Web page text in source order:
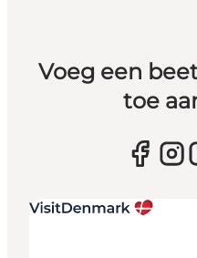
Voeg een
toe